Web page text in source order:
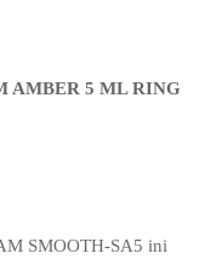
AMBER 5 ML RING
SMOOTH-SA5 ini